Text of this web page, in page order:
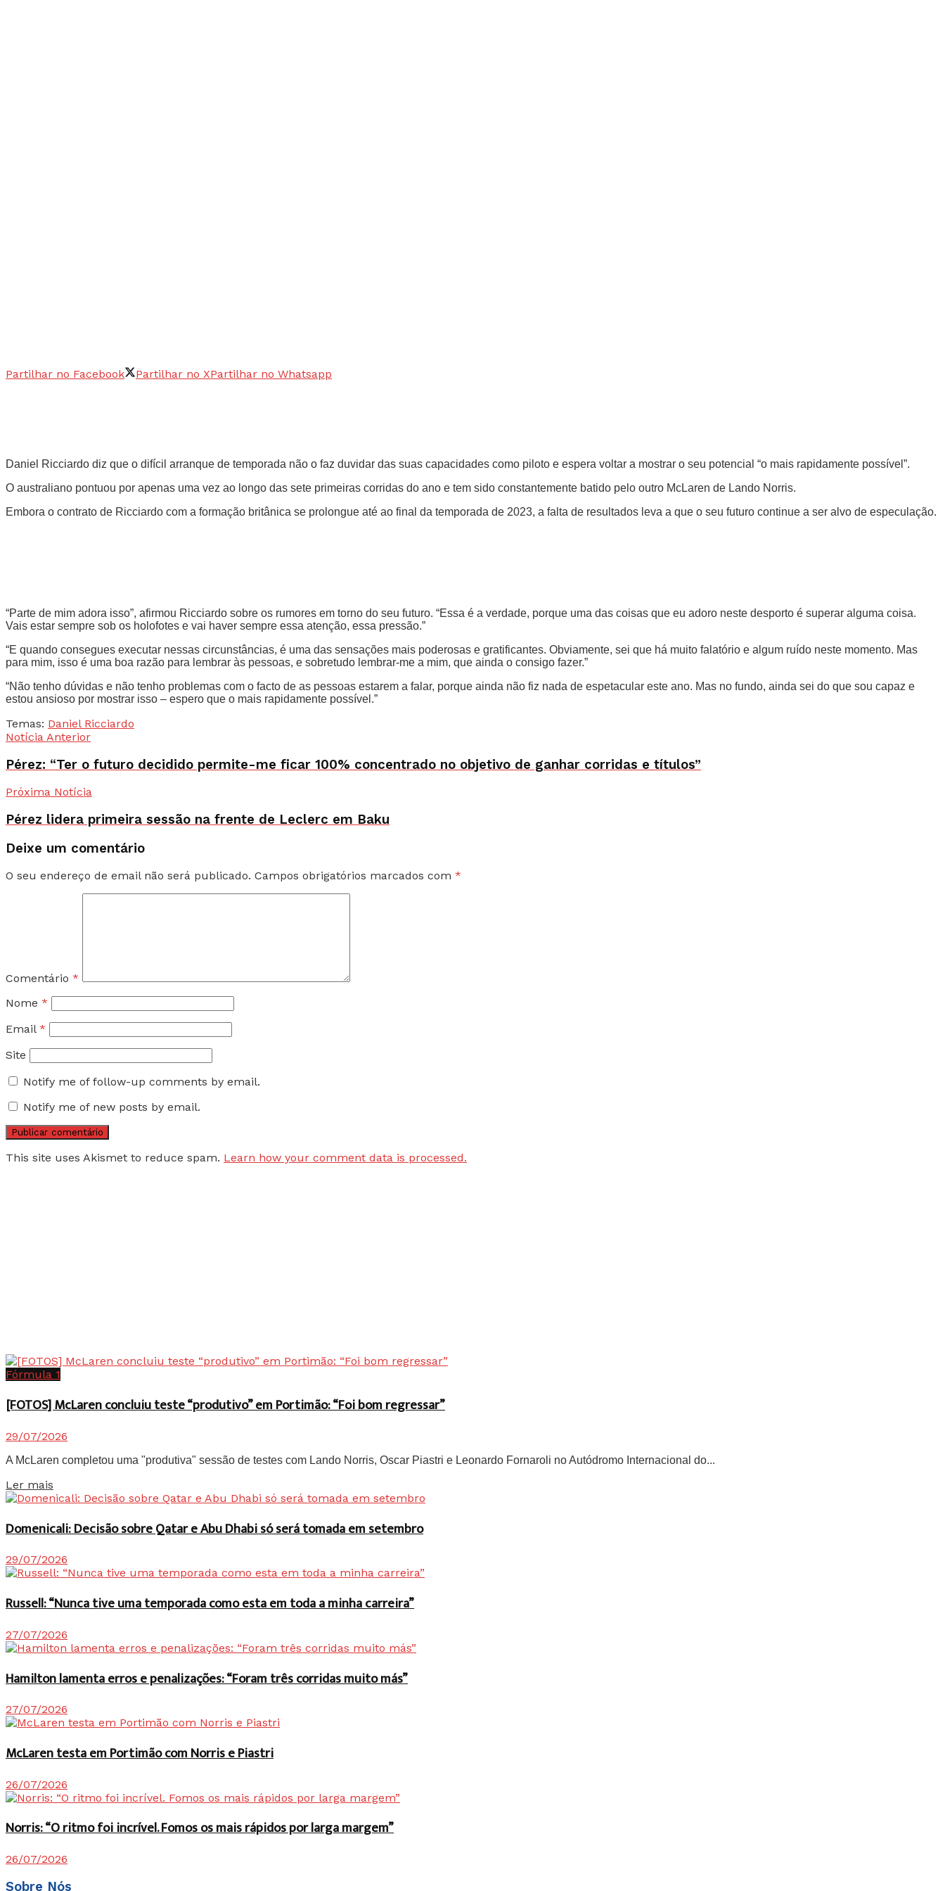
Partilhar no Facebook Partilhar no XPartilhar no Whatsapp
Daniel Ricciardo diz que o difícil arranque de temporada não o faz duvidar das suas capacidades como piloto e espera voltar a mostrar o seu potencial “o mais rapidamente possível”.
O australiano pontuou por apenas uma vez ao longo das sete primeiras corridas do ano e tem sido constantemente batido pelo outro McLaren de Lando Norris.
Embora o contrato de Ricciardo com a formação britânica se prolongue até ao final da temporada de 2023, a falta de resultados leva a que o seu futuro continue a ser alvo de especulação.
“Parte de mim adora isso”, afirmou Ricciardo sobre os rumores em torno do seu futuro. “Essa é a verdade, porque uma das coisas que eu adoro neste desporto é superar alguma coisa.
Vais estar sempre sob os holofotes e vai haver sempre essa atenção, essa pressão.”
“E quando consegues executar nessas circunstâncias, é uma das sensações mais poderosas e gratificantes. Obviamente, sei que há muito falatório e algum ruído neste momento. Mas
para mim, isso é uma boa razão para lembrar às pessoas, e sobretudo lembrar-me a mim, que ainda o consigo fazer.”
“Não tenho dúvidas e não tenho problemas com o facto de as pessoas estarem a falar, porque ainda não fiz nada de espetacular este ano. Mas no fundo, ainda sei do que sou capaz e
estou ansioso por mostrar isso – espero que o mais rapidamente possível.”
Temas: Daniel Ricciardo
Notícia Anterior
Pérez: “Ter o futuro decidido permite-me ficar 100% concentrado no objetivo de ganhar corridas e títulos”
Próxima Notícia
Pérez lidera primeira sessão na frente de Leclerc em Baku
Deixe um comentário
O seu endereço de email não será publicado. Campos obrigatórios marcados com *
Comentário *
Nome *
Email *
Site
Notify me of follow-up comments by email.
Notify me of new posts by email.
This site uses Akismet to reduce spam. Learn how your comment data is processed.
Fórmula 1
[FOTOS] McLaren concluiu teste “produtivo” em Portimão: “Foi bom regressar”
29/07/2026
A McLaren completou uma "produtiva" sessão de testes com Lando Norris, Oscar Piastri e Leonardo Fornaroli no Autódromo Internacional do...
Ler mais
Domenicali: Decisão sobre Qatar e Abu Dhabi só será tomada em setembro
29/07/2026
Russell: “Nunca tive uma temporada como esta em toda a minha carreira”
27/07/2026
Hamilton lamenta erros e penalizações: “Foram três corridas muito más”
27/07/2026
McLaren testa em Portimão com Norris e Piastri
26/07/2026
Norris: “O ritmo foi incrível. Fomos os mais rápidos por larga margem”
26/07/2026
Sobre Nós